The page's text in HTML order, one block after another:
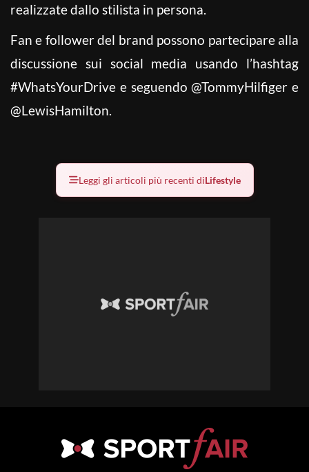
realizzate dallo stilista in persona.
Fan e follower del brand possono partecipare alla
discussione sui social media usando l’hashtag
#WhatsYourDrive e seguendo @TommyHilfiger e
@LewisHamilton.
Leggi gli articoli più recenti diLifestyle